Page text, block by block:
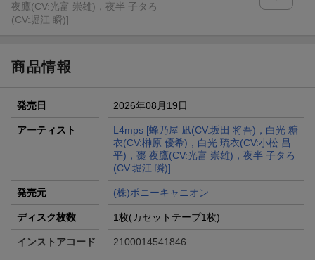
【楽天24】日用品の楽天24と楽天ブックス買いまわりでク
ーポン★
夜鷹(CV:光富 崇雄)，夜半 子タろ
(CV:堀江 瞬)]
商品情報
発売日 2026年08月19日
アーティスト
L4mps [蜂乃屋 凪(CV:坂田 将吾)，白光 糖
衣(CV:榊原 優希)，白光 琉衣(CV:小松 昌
平)，棗 夜鷹(CV:光富 崇雄)，夜半 子タろ
(CV:堀江 瞬)]
発売元 (株)ポニーキャニオン
ディスク枚数 1枚(カセットテープ1枚)
インストアコード 2100014541846